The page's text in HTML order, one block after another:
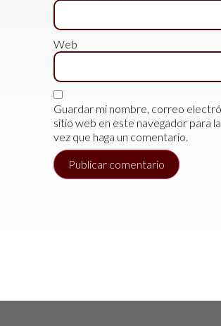
Web
Guardar mi nombre, correo
sitio web en este navegador para
vez que haga un comentario.